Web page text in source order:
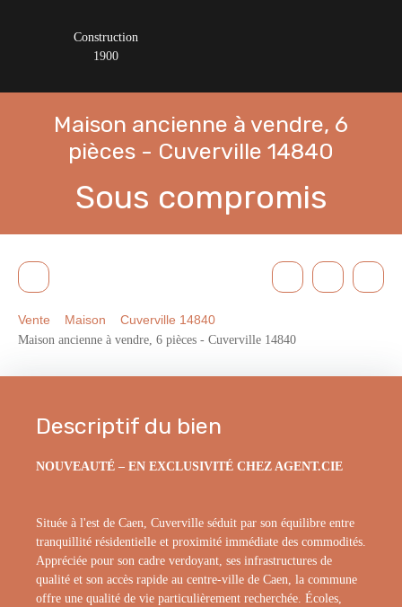
Construction
1900
Maison ancienne à vendre, 6
pièces - Cuverville 14840
Sous compromis
Vente Maison
Cuverville 14840
Maison ancienne à vendre, 6 pièces - Cuverville 14840
Descriptif du bien
NOUVEAUTÉ – EN EXCLUSIVITÉ CHEZ AGENT.CIE
Située à l'est de Caen, Cuverville séduit par son équilibre entre
tranquillité résidentielle et proximité immédiate des commodités.
Appréciée pour son cadre verdoyant, ses infrastructures de
qualité et son accès rapide au centre-ville de Caen, la commune
offre une qualité de vie particulièrement recherchée. Écoles,